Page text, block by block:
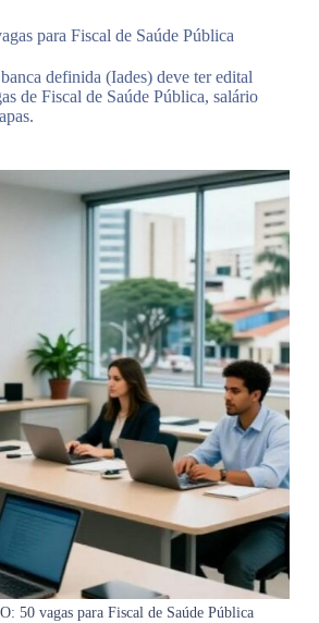
para Fiscal de Saúde Pública
definida (Iades) deve ter edital
de Fiscal de Saúde Pública, salário
50 vagas para Fiscal de Saúde Pública